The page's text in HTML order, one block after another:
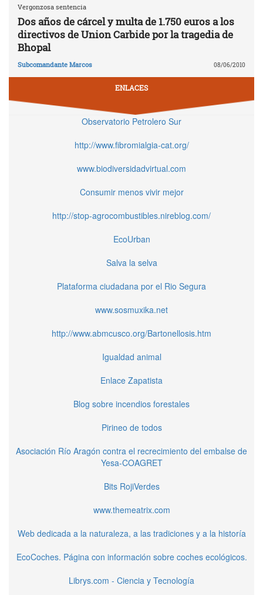
Vergonzosa sentencia
Dos años de cárcel y multa de 1.750 euros a los
directivos de Union Carbide por la tragedia de
Bhopal
Subcomandante Marcos 08/06/2010
ENLACES
Observatorio Petrolero Sur
http://www.fibromialgia-cat.org/
www.biodiversidadvirtual.com
Consumir menos vivir mejor
http://stop-agrocombustibles.nireblog.com/
EcoUrban
Salva la selva
Plataforma ciudadana por el Rio Segura
www.sosmuxika.net
http://www.abmcusco.org/Bartonellosis.htm
Igualdad animal
Enlace Zapatista
Blog sobre incendios forestales
Pirineo de todos
Asociación Río Aragón contra el recrecimiento del embalse de
Yesa-COAGRET
Bits RojiVerdes
www.themeatrix.com
Web dedicada a la naturaleza, a las tradiciones y a la historía
EcoCoches. Página con información sobre coches ecológicos.
Librys.com - Ciencia y Tecnología